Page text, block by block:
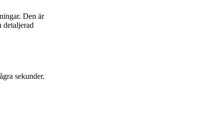
Den är
detaljerad
sekunder.